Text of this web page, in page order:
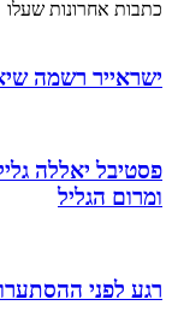
כתבות אחרונות שעלו
ישראייר רשמה שיא של 90 טיסות
פסטיבל יאללה
ומרום הגליל
רגע לפני